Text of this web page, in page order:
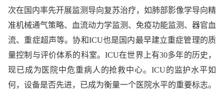
次在国内率先开展监测导向复苏治疗，如肺部影像学导向精
准机械通气策略、血流动力学监测、免疫功能监测、器官血
流、重症超声等。协和ICU也是国内最早建立重症管理的质
量控制与评价体系的科室。ICU在世界上有30多年的历史，
现已成为医院中危重病人的抢救中心。ICU的监护水平如
何，设备是否先进，已成为衡量一个医院水平的重要标志。